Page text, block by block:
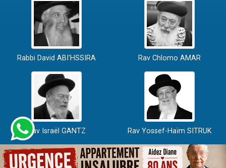
Rabbi David ABI'HSSIRA Rav Chlomo AMAR
Rav Israël GANTZ Rav Yossef-Haïm SITRUK